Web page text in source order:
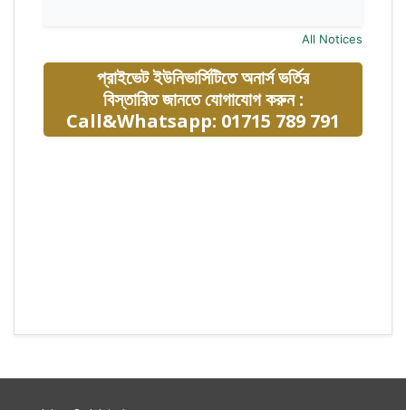
All Notices
প্রাইভেট ইউনিভার্সিটিতে অনার্স ভর্তির
বিস্তারিত জানতে যোগাযোগ করুন :
Call&Whatsapp: 01715 789 791